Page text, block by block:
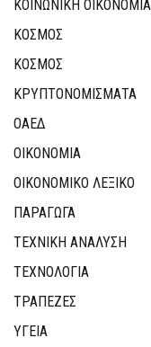
ΚΟΙΝΩΝΙΚΉ ΟΙΚΟΝΟΜΊΑ
ΚΟΣΜΟΣ
ΚΟΣΜΟΣ
ΚΡΥΠΤΟΝΟΜΊΣΜΑΤΑ
ΟΑΕΔ
ΟΙΚΟΝΟΜΙΑ
ΟΙΚΟΝΟΜΙΚΟ ΛΕΞΙΚΟ
ΠΑΡΑΓΩΓΑ
ΤΕΧΝΙΚΗ ΑΝΑΛΥΣΗ
ΤΕΧΝΟΛΟΓΙΑ
ΤΡΆΠΕΖΕΣ
ΥΓΕΙΑ